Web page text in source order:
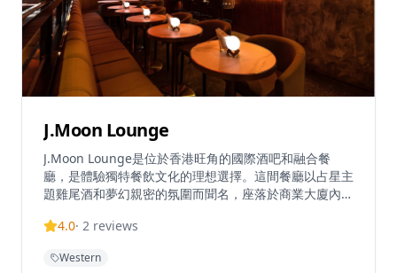
J.Moon Lounge
J.Moon Lounge是位於香港旺角的國際酒吧和融合餐
廳，是體驗獨特餐飲文化的理想選擇。這間餐廳以占星主
題雞尾酒和夢幻親密的氛圍而聞名，座落於商業大廈內，
用餐體驗，招牌菜和特色飲品，餐廳同時經營酒廊和融合
料理的空間。無論是想要享受浪漫晚餐，還是尋找獨特聚
4.0· 2 reviews
Western